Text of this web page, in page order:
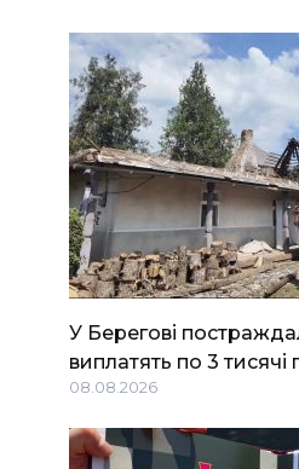
У Берегові
виплатять по 3 тисячі
08.08.2026